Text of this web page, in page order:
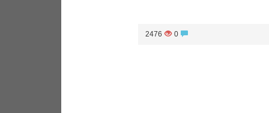
باستقرار السوق البترولية
الداعم لمغربية الصحراء*
0
2476